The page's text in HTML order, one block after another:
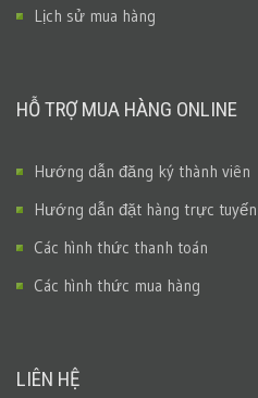
Lịch sử mua hàng
HỖ TRỢ MUA HÀNG ONLINE
Hướng dẫn đăng ký thành viên
Hướng dẫn đặt hàng trực tuyến
Các hình thức thanh toán
Các hình thức mua hàng
LIÊN HỆ